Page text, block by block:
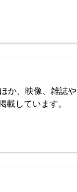
か、映像、雑誌や
載しています。